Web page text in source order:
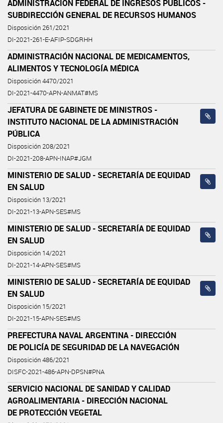
ADMINISTRACIÓN FEDERAL DE INGRESOS PÚBLICOS -
SUBDIRECCIÓN GENERAL DE RECURSOS HUMANOS
Disposición 261/2021
DI-2021-261-E-AFIP-SDGRHH
ADMINISTRACIÓN NACIONAL DE MEDICAMENTOS,
ALIMENTOS Y TECNOLOGÍA MÉDICA
Disposición 4470/2021
DI-2021-4470-APN-ANMAT#MS
JEFATURA DE GABINETE DE MINISTROS -
INSTITUTO NACIONAL DE LA ADMINISTRACIÓN
PÚBLICA
Disposición 208/2021
DI-2021-208-APN-INAP#JGM
MINISTERIO DE SALUD - SECRETARÍA DE EQUIDAD
EN SALUD
Disposición 13/2021
DI-2021-13-APN-SES#MS
MINISTERIO DE SALUD - SECRETARÍA DE EQUIDAD
EN SALUD
Disposición 14/2021
DI-2021-14-APN-SES#MS
MINISTERIO DE SALUD - SECRETARÍA DE EQUIDAD
EN SALUD
Disposición 15/2021
DI-2021-15-APN-SES#MS
PREFECTURA NAVAL ARGENTINA - DIRECCIÓN
DE POLICÍA DE SEGURIDAD DE LA NAVEGACIÓN
Disposición 486/2021
DISFC-2021-486-APN-DPSN#PNA
SERVICIO NACIONAL DE SANIDAD Y CALIDAD
AGROALIMENTARIA - DIRECCIÓN NACIONAL
DE PROTECCIÓN VEGETAL